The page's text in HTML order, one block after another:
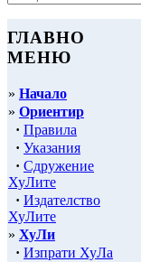
ГЛАВНО
МЕНЮ
» Начало
» Ориентир
· Правила
· Указания
· Сдружение
ХуЛите
· Издателство
ХуЛите
» ХуЛи
· Изпрати ХуЛа